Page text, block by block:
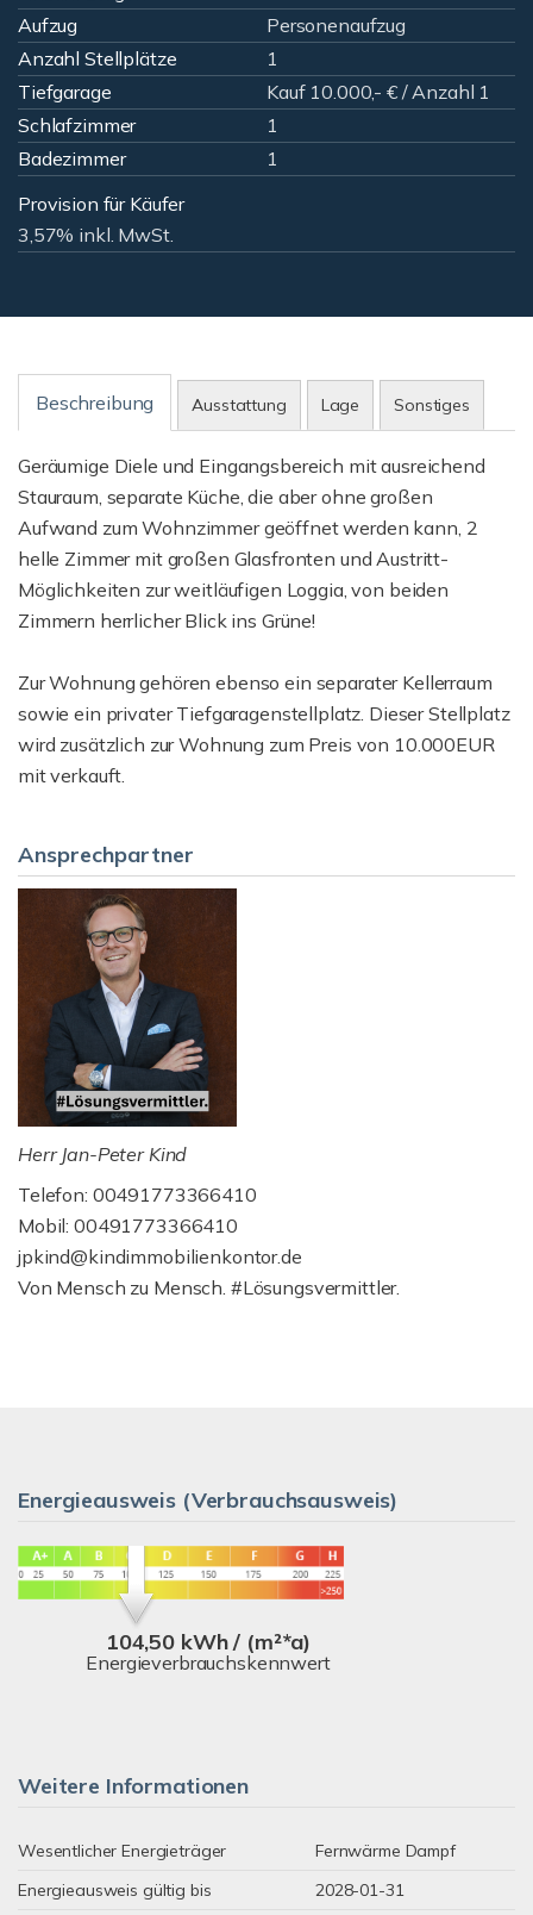
Aufzug
Personenaufzug
Anzahl Stellplätze
1
Tiefgarage
Kauf 10.000,- € / Anzahl 1
Schlafzimmer
1
Badezimmer
1
Provision für Käufer
3,57% inkl. MwSt.
Beschreibung Ausstattung Lage Sonstiges
Geräumige Diele und Eingangsbereich mit ausreichend
Stauraum, separate Küche, die aber ohne großen
Aufwand zum Wohnzimmer geöffnet werden kann, 2
helle Zimmer mit großen Glasfronten und Austritt-
Möglichkeiten zur weitläufigen Loggia, von beiden
Zimmern herrlicher Blick ins Grüne!
Zur Wohnung gehören ebenso ein separater Kellerraum
sowie ein privater Tiefgaragenstellplatz. Dieser Stellplatz
wird zusätzlich zur Wohnung zum Preis von 10.000EUR
mit verkauft.
Ansprechpartner
Herr Jan-Peter Kind
Telefon: 00491773366410
Mobil: 00491773366410
jpkind@kindimmobilienkontor.de
Von Mensch zu Mensch. #Lösungsvermittler.
Energieausweis (Verbrauchsausweis)
104,50 kWh / (m²*a)
Energieverbrauchskennwert
Weitere Informationen
Wesentlicher Energieträger
Fernwärme Dampf
Energieausweis gültig bis
2028-01-31